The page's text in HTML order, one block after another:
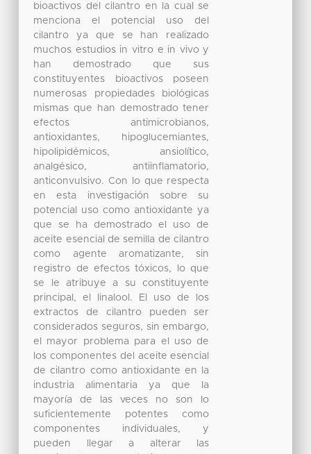
bioactivos del cilantro en la cual se
menciona el potencial uso del
cilantro ya que se han realizado
muchos estudios in vitro e in vivo y
han demostrado que sus
constituyentes bioactivos poseen
numerosas propiedades biológicas
mismas que han demostrado tener
efectos antimicrobianos,
antioxidantes, hipoglucemiantes,
hipolipidémicos, ansiolítico,
analgésico, antiinflamatorio,
anticonvulsivo. Con lo que respecta
en esta investigación sobre su
potencial uso como antioxidante ya
que se ha demostrado el uso de
aceite esencial de semilla de cilantro
como agente aromatizante, sin
registro de efectos tóxicos, lo que
se le atribuye a su constituyente
principal, el linalool. El uso de los
extractos de cilantro pueden ser
considerados seguros, sin embargo,
el mayor problema para el uso de
los componentes del aceite esencial
de cilantro como antioxidante en la
industria alimentaria ya que la
mayoría de las veces no son lo
suficientemente potentes como
componentes individuales, y
pueden llegar a alterar las